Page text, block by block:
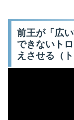
前王が「広
できないト
えさせる（